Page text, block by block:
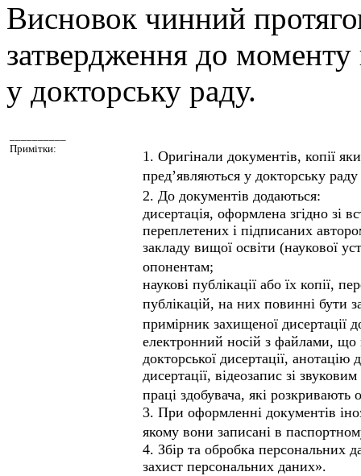
Висновок чинний
затвердження до моменту
у докторську раду.
Примітки:
1. Оригінали документів, копії
пред’являються у докторську
2. До документів додаються:
дисертація, оформлена згідно зі
переплетених і підписаних
закладу вищої освіти (наукової
опонентам;
наукові публікації або їх копії,
публікацій, на них повинні бути
примірник захищеної дисертації
електронний носій з файлами, що
докторської дисертації, анотацію
дисертації, відеозапис зі
праці здобувача, які
3. При оформленні документів
якому вони записані в
4. Збір та обробка персональних
захист персональних даних».